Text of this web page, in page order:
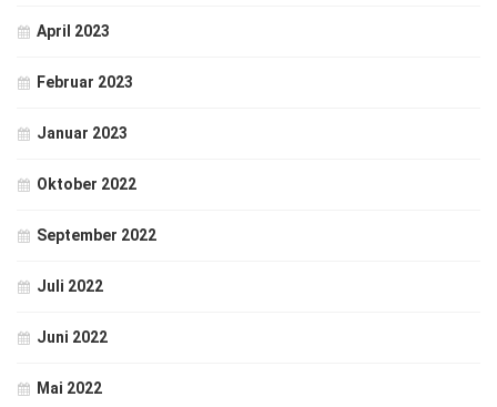
April 2023
Februar 2023
Januar 2023
Oktober 2022
September 2022
Juli 2022
Juni 2022
Mai 2022